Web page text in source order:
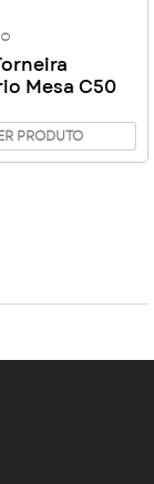
Mesa C50
PRODUTO